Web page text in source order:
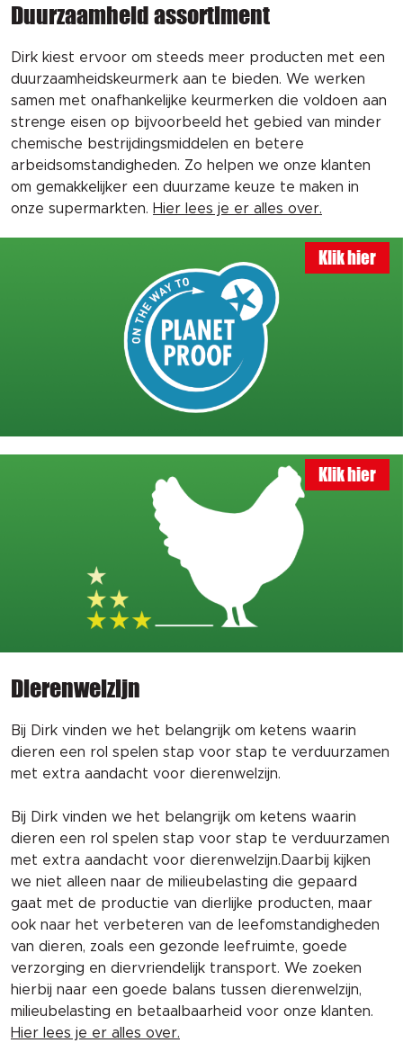
Duurzaamheid assortiment
Dirk kiest ervoor om steeds meer producten met een
duurzaamheidskeurmerk aan te bieden. We werken
samen met onafhankelijke keurmerken die voldoen aan
strenge eisen op bijvoorbeeld het gebied van minder
chemische bestrijdingsmiddelen en betere
arbeidsomstandigheden. Zo helpen we onze klanten
om gemakkelijker een duurzame keuze te maken in
onze supermarkten. Hier lees je er alles over.
Klik hier
Klik hier
Dierenwelzijn
Bij Dirk vinden we het belangrijk om ketens waarin
dieren een rol spelen stap voor stap te verduurzamen
met extra aandacht voor dierenwelzijn.
Bij Dirk vinden we het belangrijk om ketens waarin
dieren een rol spelen stap voor stap te verduurzamen
met extra aandacht voor dierenwelzijn.Daarbij kijken
we niet alleen naar de milieubelasting die gepaard
gaat met de productie van dierlijke producten, maar
ook naar het verbeteren van de leefomstandigheden
van dieren, zoals een gezonde leefruimte, goede
verzorging en diervriendelijk transport. We zoeken
hierbij naar een goede balans tussen dierenwelzijn,
milieubelasting en betaalbaarheid voor onze klanten.
Hier lees je er alles over.